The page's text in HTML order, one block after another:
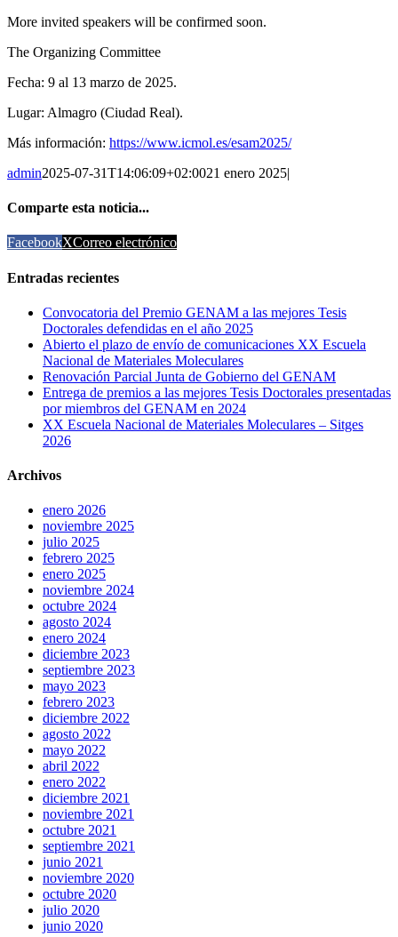
More invited speakers will be confirmed soon.
The Organizing Committee
Fecha: 9 al 13 marzo de 2025.
Lugar: Almagro (Ciudad Real).
Más información: https://www.icmol.es/esam2025/
admin2025-07-31T14:06:09+02:0021 enero 2025|
Comparte esta noticia...
FacebookXCorreo electrónico
Entradas recientes
Convocatoria del Premio GENAM a las mejores Tesis
Doctorales defendidas en el año 2025
Abierto el plazo de envío de comunicaciones XX Escuela
Nacional de Materiales Moleculares
Renovación Parcial Junta de Gobierno del GENAM
Entrega de premios a las mejores Tesis Doctorales presentadas
por miembros del GENAM en 2024
XX Escuela Nacional de Materiales Moleculares – Sitges
2026
Archivos
enero 2026
noviembre 2025
julio 2025
febrero 2025
enero 2025
noviembre 2024
octubre 2024
agosto 2024
enero 2024
diciembre 2023
septiembre 2023
mayo 2023
febrero 2023
diciembre 2022
agosto 2022
mayo 2022
abril 2022
enero 2022
diciembre 2021
noviembre 2021
octubre 2021
septiembre 2021
junio 2021
noviembre 2020
octubre 2020
julio 2020
junio 2020